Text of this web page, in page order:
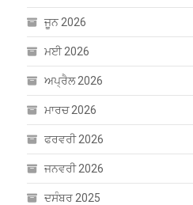
ਜੂਨ 2026
ਮਈ 2026
ਅਪ੍ਰੈਲ 2026
ਮਾਰਚ 2026
ਫਰਵਰੀ 2026
ਜਨਵਰੀ 2026
ਦਸੰਬਰ 2025